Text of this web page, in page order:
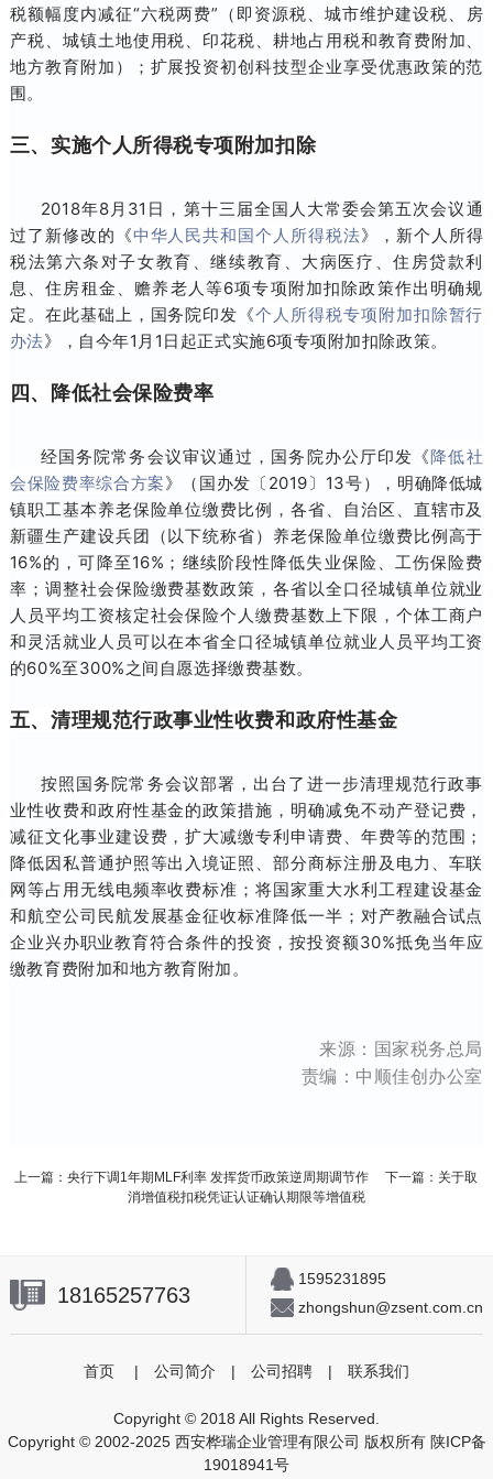
税额幅度内减征“六税两费”（即资源税、城市维护建设税、房
产税、城镇土地使用税、印花税、耕地占用税和教育费附加、
地方教育附加）；扩展投资初创科技型企业享受优惠政策的范
围。
三、实施个人所得税专项附加扣除
2018年8月31日，第十三届全国人大常委会第五次会议通
过了新修改的《中华人民共和国个人所得税法》，新个人所得
税法第六条对子女教育、继续教育、大病医疗、住房贷款利
息、住房租金、赡养老人等6项专项附加扣除政策作出明确规
定。在此基础上，国务院印发《个人所得税专项附加扣除暂行
办法》，自今年1月1日起正式实施6项专项附加扣除政策。
四、降低社会保险费率
经国务院常务会议审议通过，国务院办公厅印发《降低社
会保险费率综合方案》（国办发〔2019〕13号），明确降低城
镇职工基本养老保险单位缴费比例，各省、自治区、直辖市及
新疆生产建设兵团（以下统称省）养老保险单位缴费比例高于
16%的，可降至16%；继续阶段性降低失业保险、工伤保险费
率；调整社会保险缴费基数政策，各省以全口径城镇单位就业
人员平均工资核定社会保险个人缴费基数上下限，个体工商户
和灵活就业人员可以在本省全口径城镇单位就业人员平均工资
的60%至300%之间自愿选择缴费基数。
五、清理规范行政事业性收费和政府性基金
按照国务院常务会议部署，出台了进一步清理规范行政事
业性收费和政府性基金的政策措施，明确减免不动产登记费，
减征文化事业建设费，扩大减缴专利申请费、年费等的范围；
降低因私普通护照等出入境证照、部分商标注册及电力、车联
网等占用无线电频率收费标准；将国家重大水利工程建设基金
和航空公司民航发展基金征收标准降低一半；对产教融合试点
企业兴办职业教育符合条件的投资，按投资额30%抵免当年应
缴教育费附加和地方教育附加。
来源：国家税务总局
责编：中顺佳创办公室
上一篇：央行下调1年期MLF利率 发挥货币政策逆周期调节作 下一篇： 关于取
消增值税扣税凭证认证确认期限等增值税
18165257763
1595231895
zhongshun@zsent.com.cn
首页 | 公司简介 | 公司招聘 | 联系我们
Copyright © 2018 All Rights Reserved.
Copyright © 2002-2025 西安桦瑞企业管理有限公司 版权所有 陕ICP备
19018941号